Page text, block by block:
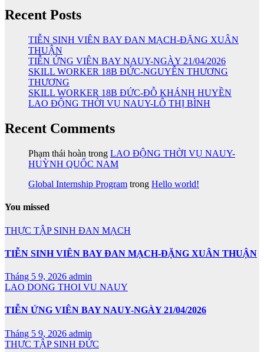
Recent Posts
TIỄN SINH VIÊN BAY ĐAN MẠCH-ĐẶNG XUÂN
THUẬN
TIỄN ỨNG VIÊN BAY NAUY-NGÀY 21/04/2026
SKILL WORKER 18B ĐỨC-NGUYỄN THƯƠNG
THƯƠNG
SKILL WORKER 18B ĐỨC-ĐỖ KHÁNH HUYỀN
LAO ĐỘNG THỜI VỤ NAUY-LÔ THỊ BÌNH
Recent Comments
Phạm thái hoàn trong LAO ĐỘNG THỜI VỤ NAUY-
HUỲNH QUỐC NAM
Global Internship Program trong Hello world!
You missed
THỰC TẬP SINH ĐAN MẠCH
TIỄN SINH VIÊN BAY ĐAN MẠCH-ĐẶNG XUÂN THUẬN
Tháng 5 9, 2026 admin
LAO DONG THOI VU NAUY
TIỄN ỨNG VIÊN BAY NAUY-NGÀY 21/04/2026
Tháng 5 9, 2026 admin
THỰC TẬP SINH ĐỨC